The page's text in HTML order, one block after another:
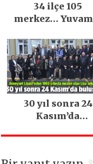
34 ilçe 105
merkez…
ara vermeden
devam ediyor
30 yıl sonra 24
Kasım’da